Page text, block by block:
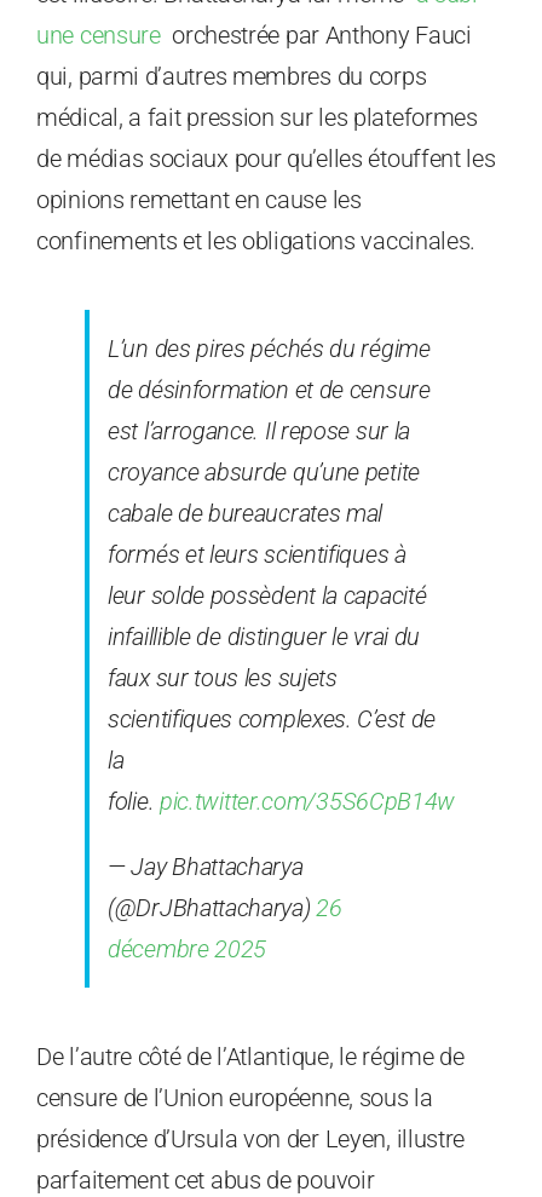
une censureorchestrée par Anthony Fauci
qui, parmi d’autres membres du corps
médical, a fait pression sur les plateformes
de médias sociaux pour qu’elles étouffent les
opinions remettant en cause les
confinements et les obligations vaccinales.
L’un des pires péchés du régime
de désinformation et de censure
est l’arrogance. Il repose sur la
croyance absurde qu’une petite
cabale de bureaucrates mal
formés et leurs scientifiques à
leur solde possèdent la capacité
infaillible de distinguer le vrai du
faux sur tous les sujets
scientifiques complexes. C’est de
la
folie. pic.twitter.com/35S6CpB14w
— Jay Bhattacharya
(@DrJBhattacharya) 26
décembre 2025
De l’autre côté de l’Atlantique, le régime de
censure de l’Union européenne, sous la
présidence d’Ursula von der Leyen, illustre
parfaitement cet abus de pouvoir